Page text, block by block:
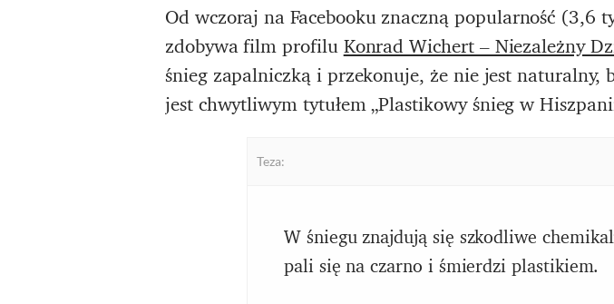
Od wczoraj na Facebooku znaczną popularność (3,6
zdobywa film profiluKonrad Wichert – Niezależny
śnieg zapalniczką i przekonuje, że nie jest
jest chwytliwym tytułem „Plastikowy śnieg w
Teza:
W śniegu znajdują się szkodliwe
pali się na czarno i śmierdzi plastikiem.